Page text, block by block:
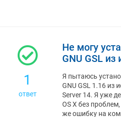
1
ответ
Не могу
GNU GSL из
Я пытаюсь
GNU GSL 1.16 из
Server 14. Я уже
OS X без
же ошибку на